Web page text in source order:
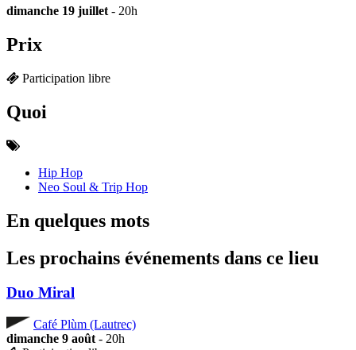
dimanche 19 juillet - 20h
Prix
Participation libre
Quoi
Hip Hop
Neo Soul & Trip Hop
En quelques mots
Les prochains événements dans ce lieu
Duo Miral
Café Plùm (Lautrec)
dimanche 9 août - 20h